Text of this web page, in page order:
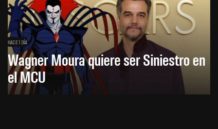
HACE 1 DÍA
Wagner Moura quiere ser Siniestro en
el MCU